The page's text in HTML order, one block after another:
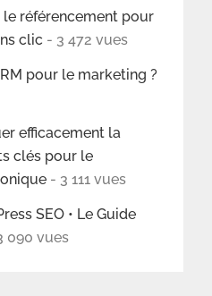
référencement pour
clic - 3 472 vues
pour le marketing ?
efficacement la
clés pour le
- 3 111 vues
SEO • Le Guide
090 vues